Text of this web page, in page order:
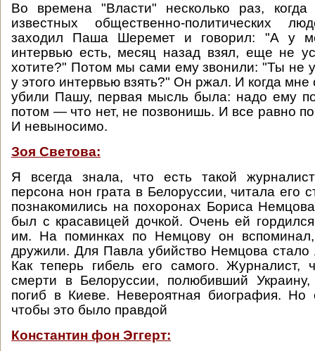
Во времена "Власти" несколько раз,
известных общественно-политических
заходил Паша Шеремет и говорил: "А у
интервью есть, месяц назад взял, еще не
хотите?" Потом мы сами ему звонили: "Ты не
у этого интервью взять?" Он ржал. И когда мне
убили Пашу, первая мысль была: надо ему
потом — что нет, не позвонишь. И все равно
И невыносимо.
Зоя Светова:
Я всегда знала, что есть такой
персона нон грата в Белоруссии, читала его
познакомились на похоронах Бориса
был с красавицей дочкой. Очень ей
им. На поминках по Немцову он
дружили. Для Павла убийство Немцова стало
Как теперь гибель его самого. Журналист,
смерти в Белоруссии, полюбивший
погиб в Киеве. Невероятная биография. Но
чтобы это было правдой
Константин фон Эггерт: